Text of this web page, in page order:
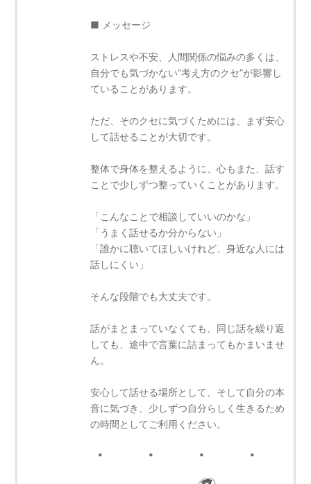
■ メッセージ
ストレスや不安、人間関係の悩みの多くは、
自分でも気づかない“考え方のクセ”が影響し
ていることがあります。
ただ、そのクセに気づくためには、まず安心
して話せることが大切です。
整体で身体を整えるように、心もまた、話す
ことで少しずつ整っていくことがあります。
「こんなことで相談していいのかな」
「うまく話せるか分からない」
「誰かに聴いてほしいけれど、身近な人には
話しにくい」
そんな段階でも大丈夫です。
話がまとまっていなくても、同じ話を繰り返
しても、途中で言葉に詰まってもかまいませ
ん。
安心して話せる場所として、そして自分の本
音に気づき、少しずつ自分らしく生きるため
の時間としてご利用ください。